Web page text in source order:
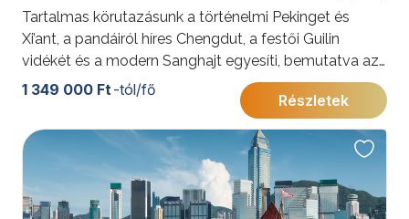
Tartalmas körutazásunk a történelmi Pekinget és
Xi’ant, a pandáiról híres Chengdut, a festői Guilin
vidékét és a modern Sanghajt egyesíti, bemutatva az
ország sokszínűségét.
További érdekességekért Kínáról kattintson ide.
A 2026. szeptember 13–26. időpontra vonatkozó
részletes program a következő linken tekinthető meg.
Kínai körutazás a tűhegyek és pandák földjén
1 349 000 Ft -tól/fő
Részletek